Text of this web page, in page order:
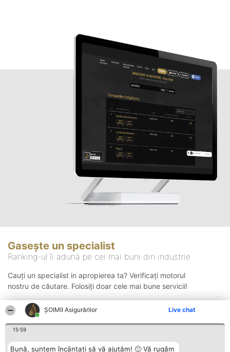
ȘOIMII Asigurărilor Live chat
15:59
Bună, suntem încântați să vă ajutăm! 🙂 Vă rugăm
Gasește un specialist
Ranking-ul îi adună pe cei mai buni din industrie
Cauți un specialist in apropierea ta? Verificați motorul
nostru de căutare. Folosiți doar cele mai bune servicii!